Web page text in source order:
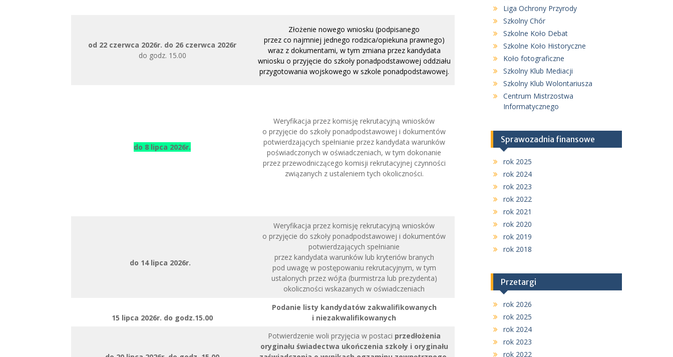
od 22 czerwca 2026r. do 26 czerwca 2026r
do godz. 15.00
Złożenie nowego wniosku (podpisanego
przez co najmniej jednego rodzica/opiekuna prawnego)
wraz z dokumentami, w tym zmiana przez kandydata
wniosku o przyjęcie do szkoły ponadpodstawowej oddziału
przygotowania wojskowego w szkole ponadpodstawowej.
do 8 lipca 2026r.
Weryfikacja przez komisję rekrutacyjną wniosków
o przyjęcie do szkoły ponadpodstawowej i dokumentów
potwierdzających spełnianie przez kandydata warunków
poświadczonych w oświadczeniach, w tym dokonanie
przez przewodniczącego komisji rekrutacyjnej czynności
związanych z ustaleniem tych okoliczności.
do 14 lipca 2026r.
Weryfikacja przez komisję rekrutacyjną wniosków
o przyjęcie do szkoły ponadpodstawowej i dokumentów
potwierdzających spełnianie
przez kandydata warunków lub kryteriów branych
pod uwagę w postępowaniu rekrutacyjnym, w tym
ustalonych przez wójta (burmistrza lub prezydenta)
okoliczności wskazanych w oświadczeniach
15 lipca 2026r. do godz.15.00
Podanie listy kandydatów zakwalifikowanych
i niezakwalifikowanych
Potwierdzenie woli przyjęcia w postaci przedłożenia
oryginału świadectwa ukończenia szkoły i oryginału
Liga Ochrony Przyrody
Szkolny Chór
Szkolne Koło Debat
Szkolne Koło Historyczne
Koło fotograficzne
Szkolny Klub Mediacji
Szkolny Klub Wolontariusza
Centrum Mistrzostwa
Informatycznego
Sprawozadnia finansowe
rok 2025
rok 2024
rok 2023
rok 2022
rok 2021
rok 2020
rok 2019
rok 2018
Przetargi
rok 2026
rok 2025
rok 2024
rok 2023
rok 2022